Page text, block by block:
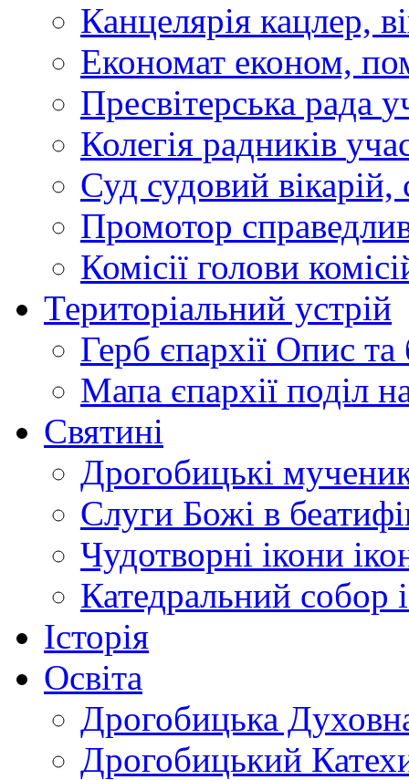
Канцелярія кацлер,
Економат економ,
Пресвітерська рада
Колегія радників
Суд судовий вікарій,
Промотор
Комісії голови
Територіальний устрій
Герб єпархії Опис та
Мапа єпархії поділ
Святині
Дрогобицькі
Слуги Божі в
Чудотворні ікони
Катедральний собор
Історія
Освіта
Дрогобицька
Дрогобицький